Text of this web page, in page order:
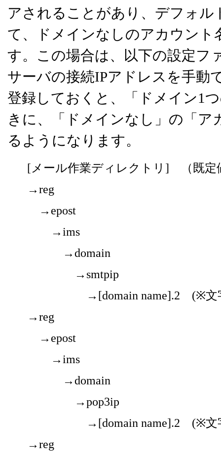
アされることがあり、デフォ
て、ドメインなしのアカウン
す。この場合は、以下の設定フ
サーバの接続IPアドレスを手動
登録しておくと、「ドメイン1
きに、「ドメインなし」の「
るようになります。
[メール作業ディレクトリ] （既定
→reg
→epost
→ims
→domain
→smtpip
→[domain name].2 (※文
→reg
→epost
→ims
→domain
→pop3ip
→[domain name].2 (※文
→reg